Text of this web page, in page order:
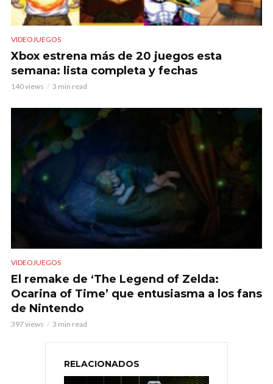
VIDEOJUEGOS
Xbox estrena más de 20 juegos esta
semana: lista completa y fechas
140 views 3 min read
VIDEOJUEGOS
El remake de ‘The Legend of Zelda:
Ocarina of Time’ que entusiasma a los fans
de Nintendo
397 views 3 min read
RELACIONADOS